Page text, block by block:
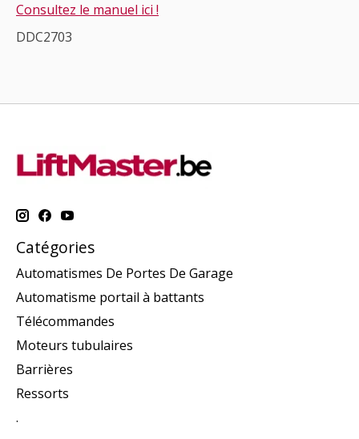
Consultez le manuel ici !
DDC2703
Catégories
Automatismes De Portes De Garage
Automatisme portail à battants
Télécommandes
Moteurs tubulaires
Barrières
Ressorts
.